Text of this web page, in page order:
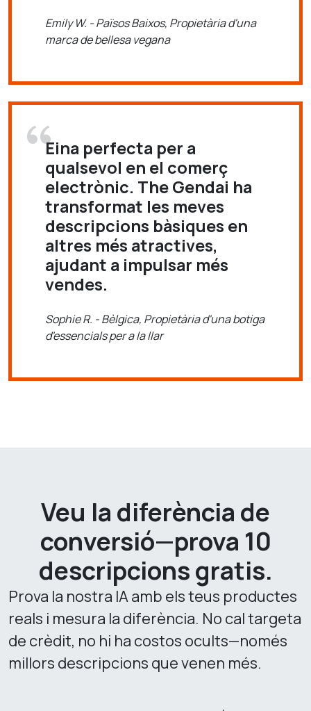
Emily W. - Països Baixos, Propietària d'una
marca de bellesa vegana
Eina perfecta per a
qualsevol en el comerç
electrònic. The Gendai ha
transformat les meves
descripcions bàsiques en
altres més atractives,
ajudant a impulsar més
vendes.
Sophie R. - Bèlgica, Propietària d'una botiga
d'essencials per a la llar
Veu la diferència de
conversió—prova 10
descripcions gratis.
Prova la nostra IA amb els teus productes
reals i mesura la diferència. No cal targeta
de crèdit, no hi ha costos ocults—només
millors descripcions que venen més.